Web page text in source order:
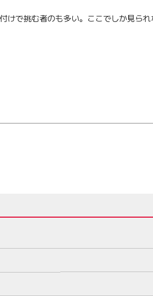
けで挑む者のも多い。ここでしか見ら